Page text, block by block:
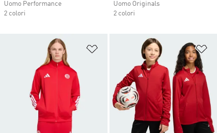
Uomo Performance
2 colori
Uomo Originals
2 colori
Aggiungi alla lista dei desideri